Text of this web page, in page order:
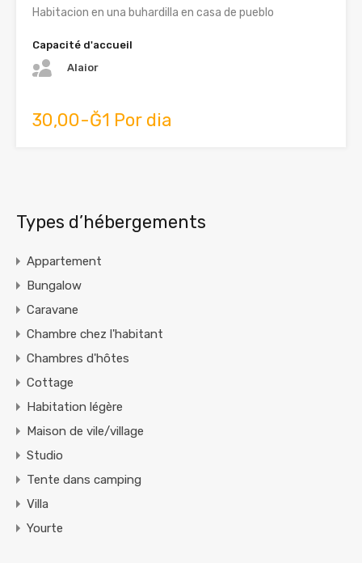
Habitacion en una buhardilla en casa de pueblo
Capacité d'accueil
Alaior
30,00-Ğ1 Por dia
Types d’hébergements
Appartement
Bungalow
Caravane
Chambre chez l'habitant
Chambres d'hôtes
Cottage
Habitation légère
Maison de vile/village
Studio
Tente dans camping
Villa
Yourte